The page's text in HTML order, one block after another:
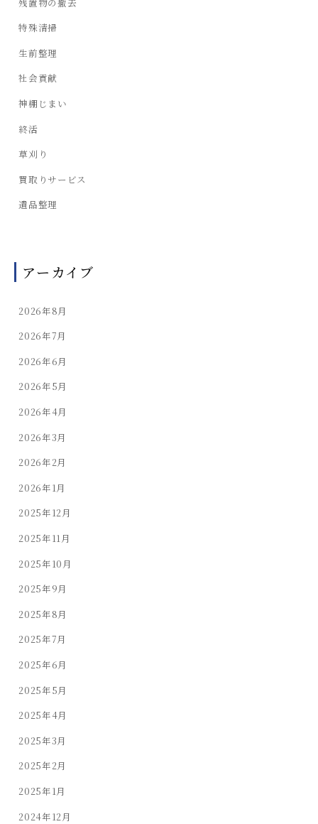
特殊清掃
生前整理
社会貢献
神棚じまい
終活
草刈り
買取りサービス
遺品整理
アーカイブ
2026年8月
2026年7月
2026年6月
2026年5月
2026年4月
2026年3月
2026年2月
2026年1月
2025年12月
2025年11月
2025年10月
2025年9月
2025年8月
2025年7月
2025年6月
2025年5月
2025年4月
2025年3月
2025年2月
2025年1月
2024年12月